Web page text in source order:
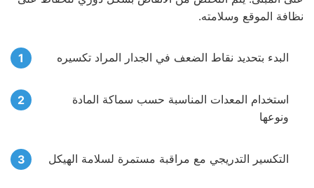
نظافة الموقع وسلامته.
البدء بتحديد نقاط الضعف في الجدار المراد تكسيره
استخدام المعدات المناسبة حسب سماكة المادة
ونوعها
التكسير التدريجي مع مراقبة مستمرة لسلامة الهيكل